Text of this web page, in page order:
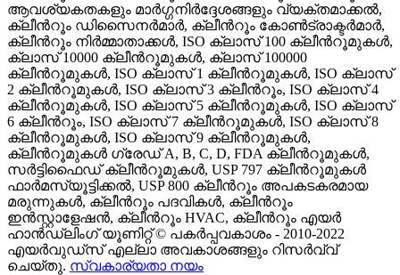
ആവശ്യകതകളും മാർഗ്ഗനിർദ്ദേശങ്ങളും വ്യക്തമാക്കൽ,
ക്ലീൻറൂം ഡിസൈനർമാർ, ക്ലീൻറൂം കോൺട്രാക്ടർമാർ,
ക്ലീൻറൂം നിർമ്മാതാക്കൾ, ISO ക്ലാസ് 100 ക്ലീൻറൂമുകൾ,
ക്ലാസ് 10000 ക്ലീൻറൂമുകൾ, ക്ലാസ് 100000
ക്ലീൻറൂമുകൾ, ISO ക്ലാസ് 1 ക്ലീൻറൂമുകൾ, ISO ക്ലാസ്
2 ക്ലീൻറൂമുകൾ, ISO ക്ലാസ് 3 ക്ലീൻറൂം, ISO ക്ലാസ് 4
ക്ലീൻറൂമുകൾ, ISO ക്ലാസ് 5 ക്ലീൻറൂമുകൾ, ISO ക്ലാസ്
6 ക്ലീൻറൂം, ISO ക്ലാസ് 7 ക്ലീൻറൂമുകൾ, ISO ക്ലാസ് 8
ക്ലീൻറൂമുകൾ, ISO ക്ലാസ് 9 ക്ലീൻറൂമുകൾ,
ക്ലീൻറൂമുകൾ ഗ്രേഡ് A, B, C, D, FDA ക്ലീൻറൂമുകൾ,
സർട്ടിഫൈഡ് ക്ലീൻറൂമുകൾ, USP 797 ക്ലീൻറൂമുകൾ
ഫാർമസ്യൂട്ടിക്കൽ, USP 800 ക്ലീൻറൂം അപകടകരമായ
മരുന്നുകൾ, ക്ലീൻറൂം പദവികൾ, ക്ലീൻറൂം
ഇൻസ്റ്റാളേഷൻ, ക്ലീൻറൂം HVAC, ക്ലീൻറൂം എയർ
ഹാൻഡ്ലിംഗ് യൂണിറ്റ് © പകർപ്പവകാശം - 2010-2022
എയർവുഡ്‌സ് എല്ലാ അവകാശങ്ങളും റിസർവ്വ്
ചെയ്തു. സ്വകാര്യതാ നയം